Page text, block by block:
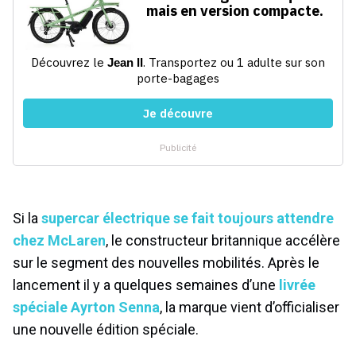
Si lasupercar électrique se fait toujours attendre
chez McLaren, le constructeur britannique accélère
sur le segment des nouvelles mobilités. Après le
lancement il y a quelques semaines d’une livrée
spéciale Ayrton Senna, la marque vient d’officialiser
une nouvelle édition spéciale.